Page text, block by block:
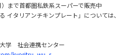
まで首都圏私鉄系スーパーで販売中
イタリアンチキンプレート」については、
学 社会連携センター